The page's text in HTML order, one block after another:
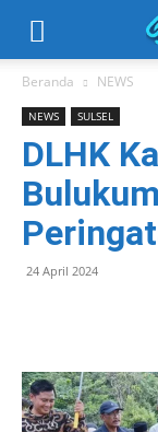
Beranda NEWS
NEWS SULSEL
DLHK
24 April 2024